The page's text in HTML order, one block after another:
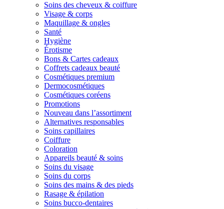
Soins des cheveux & coiffure
Visage & corps
Maquillage & ongles
Santé
Hygiène
Érotisme
Bons & Cartes cadeaux
Coffrets cadeaux beauté
Cosmétiques premium
Dermocosmétiques
Cosmétiques coréens
Promotions
Nouveau dans l’assortiment
Alternatives responsables
Soins capillaires
Coiffure
Coloration
Appareils beauté & soins
Soins du visage
Soins du corps
Soins des mains & des pieds
Rasage & épilation
Soins bucco-dentaires